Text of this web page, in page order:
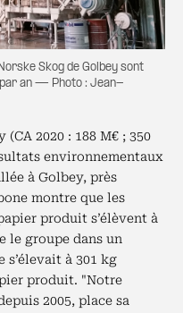
Skog de Golbey sont
an — Photo : Jean-
2020 : 188 M€ ; 350
environnementaux
à Golbey, près
montre que les
produit s’élèvent à
le groupe dans un
s’élevait à 301 kg
produit. "Notre
2005, place sa